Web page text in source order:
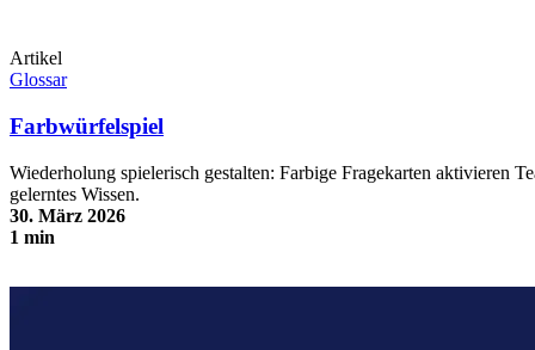
Artikel
Glossar
Farbwürfelspiel
Wiederholung spielerisch gestalten: Farbige Fragekarten aktivieren
gelerntes Wissen.
30. März 2026
1 min